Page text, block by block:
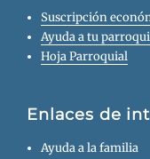
Suscripción
Ayuda a tu
Hoja Parroquial
Enlaces de
Ayuda a la familia